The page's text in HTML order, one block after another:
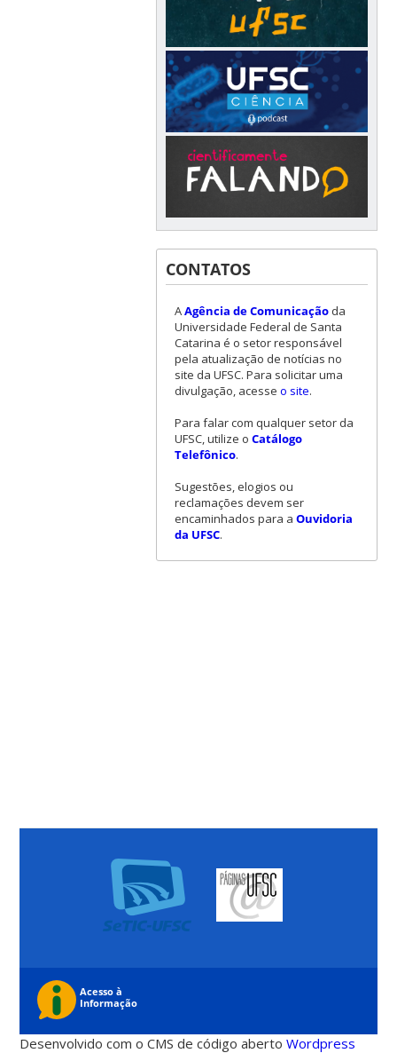
CONTATOS
AAgência de Comunicaçãoda
Universidade Federal de Santa
Catarina é o setor responsável
pela atualização de notícias no
site da UFSC. Para solicitar uma
divulgação, acesse o site.
Para falar com qualquer setor da
UFSC, utilize o Catálogo
Telefônico.
Sugestões, elogios ou
reclamações devem ser
encaminhados para a Ouvidoria
da UFSC.
Desenvolvido com o CMS de código abertoWordpress